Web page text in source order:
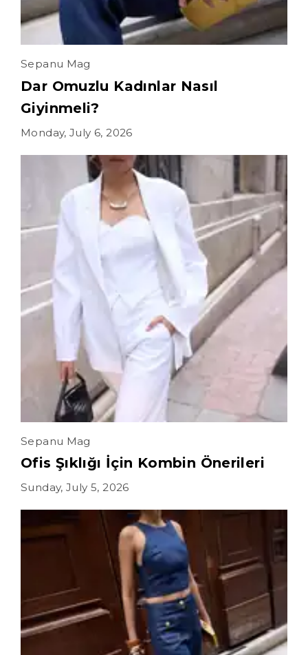
Sepanu Mag
Dar Omuzlu Kadınlar Nasıl
Giyinmeli?
Monday, July 6, 2026
Sepanu Mag
Ofis Şıklığı İçin Kombin Önerileri
Sunday, July 5, 2026